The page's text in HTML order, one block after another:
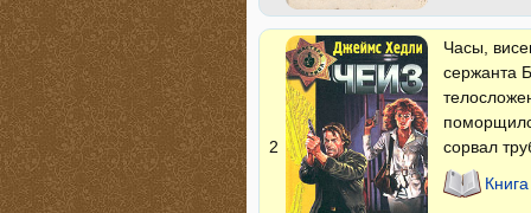
2
Часы,
сержанта
сорвал